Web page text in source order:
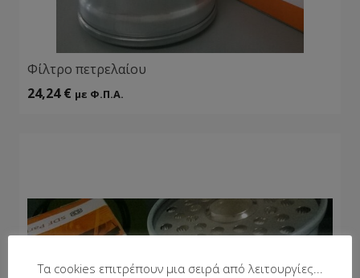
Φίλτρο πετρελαίου
24,24€ με Φ.Π.Α.
Τα cookies επιτρέπουν μια σειρά από λειτουργίες...